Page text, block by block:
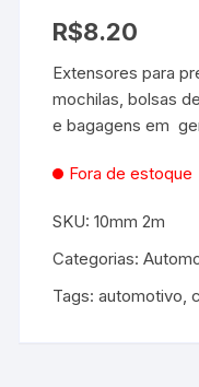
R$8.20
Extensores para
mochilas, bolsas
e bagagens em
Fora de estoque
SKU:10mm 2m
Categorias:
Tags:automotivo,